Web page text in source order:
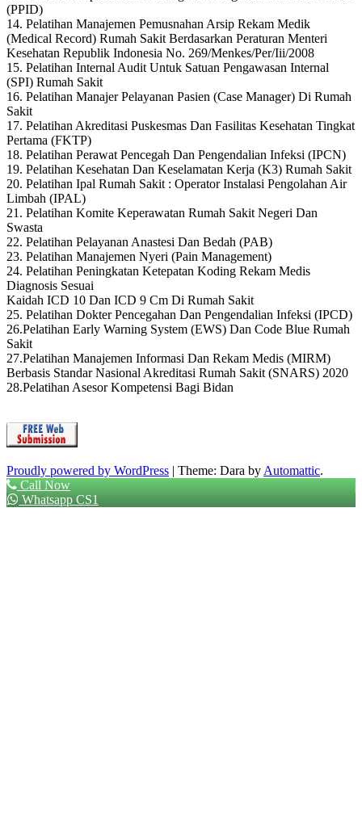
(PPID)
14. Pelatihan Manajemen Pemusnahan Arsip Rekam Medik
(Medical Record) Rumah Sakit Berdasarkan Peraturan Menteri
Kesehatan Republik Indonesia No. 269/Menkes/Per/Iii/2008
15. Pelatihan Internal Audit Untuk Satuan Pengawasan Internal
(SPI) Rumah Sakit
16. Pelatihan Manajer Pelayanan Pasien (Case Manager) Di Rumah
Sakit
17. Pelatihan Akreditasi Puskesmas Dan Fasilitas Kesehatan Tingkat
Pertama (FKTP)
18. Pelatihan Perawat Pencegah Dan Pengendalian Infeksi (IPCN)
19. Pelatihan Kesehatan Dan Keselamatan Kerja (K3) Rumah Sakit
20. Pelatihan Ipal Rumah Sakit : Operator Instalasi Pengolahan Air
Limbah (IPAL)
21. Pelatihan Komite Keperawatan Rumah Sakit Negeri Dan
Swasta
22. Pelatihan Pelayanan Anastesi Dan Bedah (PAB)
23. Pelatihan Manajemen Nyeri (Pain Management)
24. Pelatihan Peningkatan Ketepatan Koding Rekam Medis
Diagnosis Sesuai
Kaidah ICD 10 Dan ICD 9 Cm Di Rumah Sakit
25. Pelatihan Dokter Pencegahan Dan Pengendalian Infeksi (IPCD)
26.Pelatihan Early Warning System (EWS) Dan Code Blue Rumah
Sakit
27.Pelatihan Manajemen Informasi Dan Rekam Medis (MIRM)
Berbasis Standar Nasional Akreditasi Rumah Sakit (SNARS) 2020
28.Pelatihan Asesor Kompetensi Bagi Bidan
Proudly powered by WordPress | Theme: Dara by Automattic.
Call Now
Whatsapp CS1